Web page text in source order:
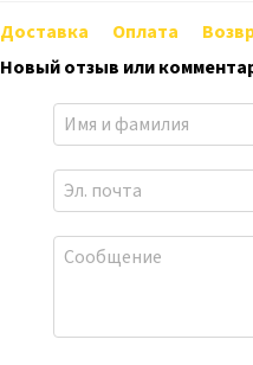
Доставка Оплата
Новый отзыв или